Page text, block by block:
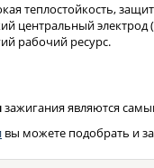
теплостойкость,
центральный электрод
рабочий ресурс.
зажигания являются
вы можете подобрать и